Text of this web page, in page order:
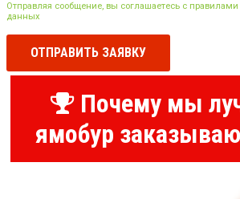
Отправляя сообщение, вы соглашаетесь с
данных
ОТПРАВИТЬ ЗАЯВКУ
Почему мы
ямобур